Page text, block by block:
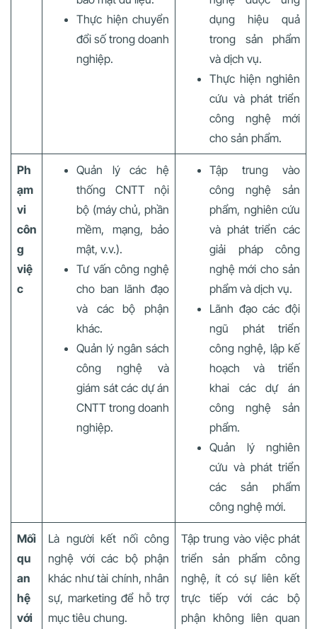
Thực hiện chuyển
đổi số trong doanh
nghiệp.
dụng hiệu quả
trong sản phẩm
và dịch vụ.
Thực hiện nghiên
cứu và phát triển
công nghệ mới
cho sản phẩm.
Ph
ạm
vi
côn
g
việ
c
Quản lý các hệ
thống CNTT nội
bộ (máy chủ, phần
mềm, mạng, bảo
mật, v.v.).
Tư vấn công nghệ
cho ban lãnh đạo
và các bộ phận
khác.
Quản lý ngân sách
công nghệ và
giám sát các dự án
CNTT trong doanh
nghiệp.
Tập trung vào
công nghệ sản
phẩm, nghiên cứu
và phát triển các
giải pháp công
nghệ mới cho sản
phẩm và dịch vụ.
Lãnh đạo các đội
ngũ phát triển
công nghệ, lập kế
hoạch và triển
khai các dự án
công nghệ sản
phẩm.
Quản lý nghiên
cứu và phát triển
các sản phẩm
công nghệ mới.
Mối
qu
an
hệ
với
Là người kết nối công
nghệ với các bộ phận
khác như tài chính, nhân
sự, marketing để hỗ trợ
mục tiêu chung.
Tập trung vào việc phát
triển sản phẩm công
nghệ, ít có sự liên kết
trực tiếp với các bộ
phận không liên quan